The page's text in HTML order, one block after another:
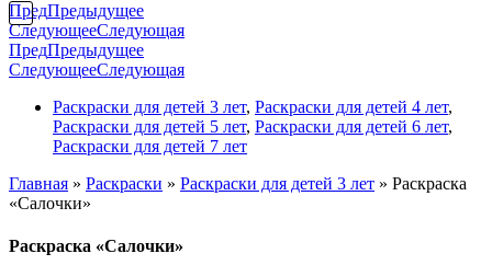
ПредПредыдущее
СледующееСледующая
ПредПредыдущее
СледующееСледующая
Раскраски для детей 3 лет, Раскраски для детей 4 лет,
Раскраски для детей 5 лет, Раскраски для детей 6 лет,
Раскраски для детей 7 лет
Главная » Раскраски » Раскраски для детей 3 лет » Раскраска
«Салочки»
Раскраска «Салочки»